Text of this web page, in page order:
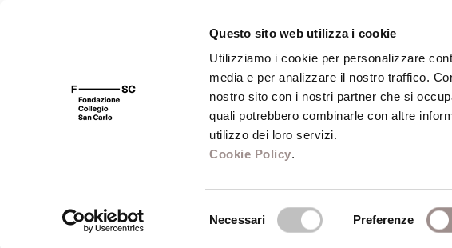
Questo sito web utilizza i cookie
Utilizziamo i cookie per personalizzare
media e per analizzare il nostro traffico.
nostro sito con i nostri partner che si
quali potrebbero combinarle con altre
utilizzo dei loro servizi.
Cookie Policy.
Necessari Preferenze
FSC 400 Fondazione Biblioteca
Irving Lavin
Professore di Storia dell'arte - Institute for